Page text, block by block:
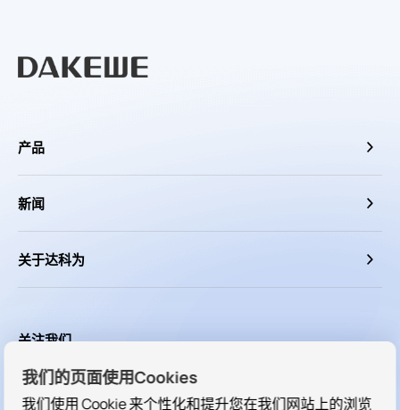
产品
新闻
关于达科为
关注我们
我们的页面使用Cookies
我们使用 Cookie 来个性化和提升您在我们网站上的浏览